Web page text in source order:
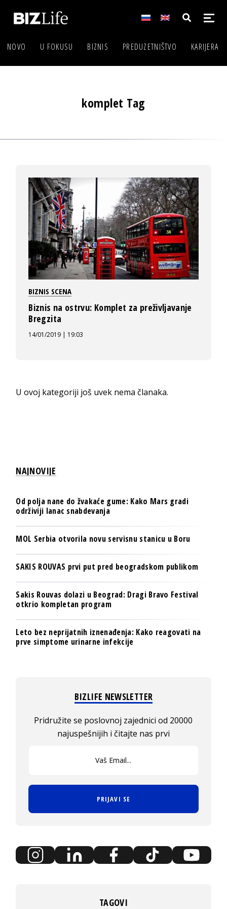
NOVO U FOKUSU BIZNIS PREDUZETNIŠTVO KARIJERA
komplet Tag
BIZNIS SCENA
Biznis na ostrvu: Komplet za preživljavanje
Bregzita
14/01/2019 | 19:03
U ovoj kategoriji još uvek nema članaka.
NAJNOVIJE
Od polja nane do žvakaće gume: Kako Mars gradi
održiviji lanac snabdevanja
MOL Serbia otvorila novu servisnu stanicu u Boru
SAKIS ROUVAS prvi put pred beogradskom publikom
Sakis Rouvas dolazi u Beograd: Dragi Bravo Festival
otkrio kompletan program
Leto bez neprijatnih iznenađenja: Kako reagovati na
prve simptome urinarne infekcije
BIZLIFE NEWSLETTER
Pridružite se poslovnoj zajednici od 20000
najuspešnijih i čitajte nas prvi
PRIJAVI SE
TAGOVI